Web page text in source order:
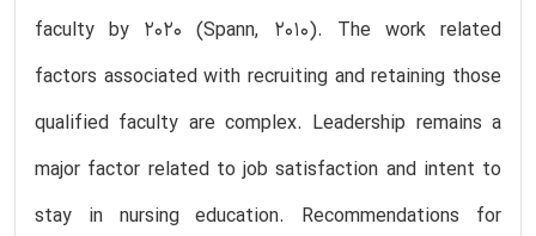
faculty by 2020 (Spann, 2010). The work related
factors associated with recruiting and retaining those
qualified faculty are complex. Leadership remains a
major factor related to job satisfaction and intent to
stay in nursing education. Recommendations for